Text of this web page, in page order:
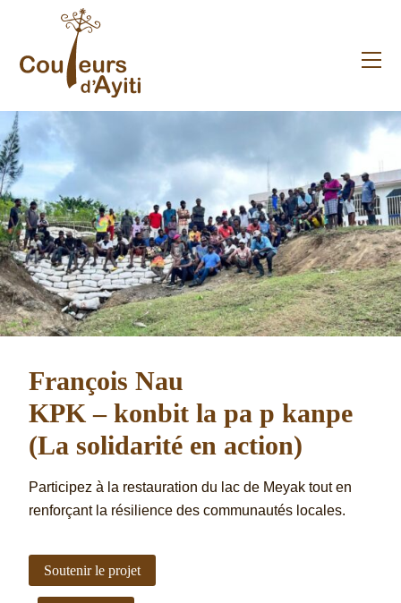
content
François Nau
KPK – konbit la pa p kanpe
(La solidarité en action)
Participez à la restauration du lac de Meyak tout en
renforçant la résilience des communautés locales.
Soutenir le projet